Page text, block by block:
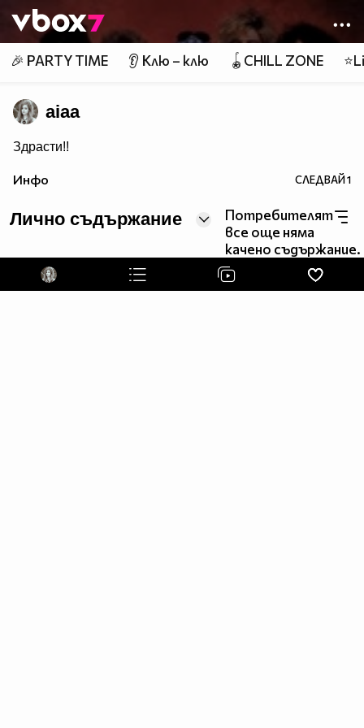
👾
🎉 PARTY TIME 👂 Клю – клю 🪀CHILL ZONE
aiaa
Здрасти!!
Инфо СЛЕДВАЙ1
Лично съдържание
Потребителят
все още няма
качено съдържание.